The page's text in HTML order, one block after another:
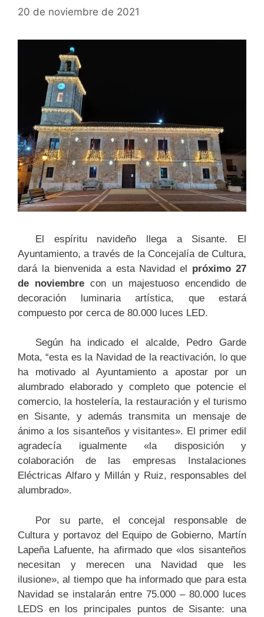
20 de noviembre de 2021
El espíritu navideño llega a Sisante. El
Ayuntamiento, a través de la Concejalía de Cultura,
dará la bienvenida a esta Navidad el próximo 27
de noviembre con un majestuoso encendido de
decoración luminaria artística, que estará
compuesto por cerca de 80.000 luces LED.
Según ha indicado el alcalde, Pedro Garde
Mota, “esta es la Navidad de la reactivación, lo que
ha motivado al Ayuntamiento a apostar por un
alumbrado elaborado y completo que potencie el
comercio, la hostelería, la restauración y el turismo
en Sisante, y además transmita un mensaje de
ánimo a los sisanteños y visitantes». El primer edil
agradecía igualmente «la disposición y
colaboración de las empresas Instalaciones
Eléctricas Alfaro y Millán y Ruiz, responsables del
alumbrado».
Por su parte, el concejal responsable de
Cultura y portavoz del Equipo de Gobierno, Martín
Lapeña Lafuente, ha afirmado que «los sisanteños
necesitan y merecen una Navidad que les
ilusione», al tiempo que ha informado que para esta
Navidad se instalarán entre 75.000 – 80.000 luces
LEDS en los principales puntos de Sisante: una